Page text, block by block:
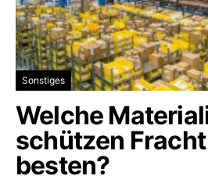
Sonstiges
Welche
schützen
besten?